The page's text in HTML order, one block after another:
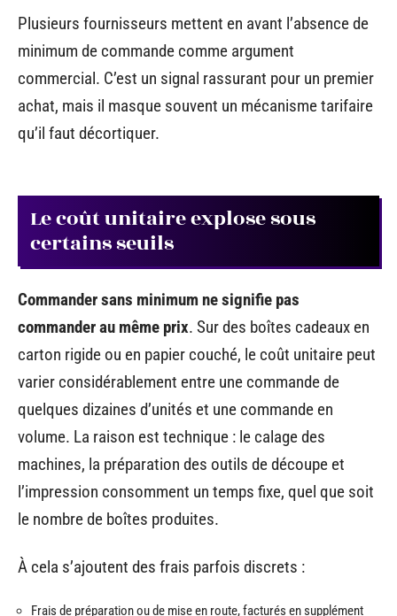
Plusieurs fournisseurs mettent en avant l’absence de
minimum de commande comme argument
commercial. C’est un signal rassurant pour un premier
achat, mais il masque souvent un mécanisme tarifaire
qu’il faut décortiquer.
Le coût unitaire explose sous
certains seuils
Commander sans minimum ne signifie pas
commander au même prix. Sur des boîtes cadeaux en
carton rigide ou en papier couché, le coût unitaire peut
varier considérablement entre une commande de
quelques dizaines d’unités et une commande en
volume. La raison est technique : le calage des
machines, la préparation des outils de découpe et
l’impression consomment un temps fixe, quel que soit
le nombre de boîtes produites.
À cela s’ajoutent des frais parfois discrets :
Frais de préparation ou de mise en route, facturés en supplément